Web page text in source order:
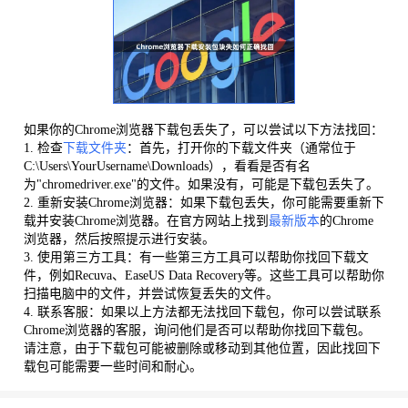
如果你的Chrome浏览器下载包丢失了，可以尝试以下方法找回：
1. 检查下载文件夹 ：首先，打开你的下载文件夹（通常位于
C:\Users\YourUsername\Downloads），看看是否有名
为"chromedriver.exe"的文件。如果没有，可能是下载包丢失了。
2. 重新安装Chrome浏览器：如果下载包丢失，你可能需要重新下
载并安装Chrome浏览器。在官方网站上找到 最新版本的Chrome
浏览器，然后按照提示进行安装。
3. 使用第三方工具：有一些第三方工具可以帮助你找回下载文
件，例如Recuva、EaseUS Data Recovery等。这些工具可以帮助你
扫描电脑中的文件，并尝试恢复丢失的文件。
4. 联系客服：如果以上方法都无法找回下载包，你可以尝试联系
Chrome浏览器的客服，询问他们是否可以帮助你找回下载包。
请注意，由于下载包可能被删除或移动到其他位置，因此找回下
载包可能需要一些时间和耐心。